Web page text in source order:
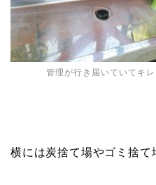
管理が行き届いていてキ
横には炭捨て場やゴミ捨て